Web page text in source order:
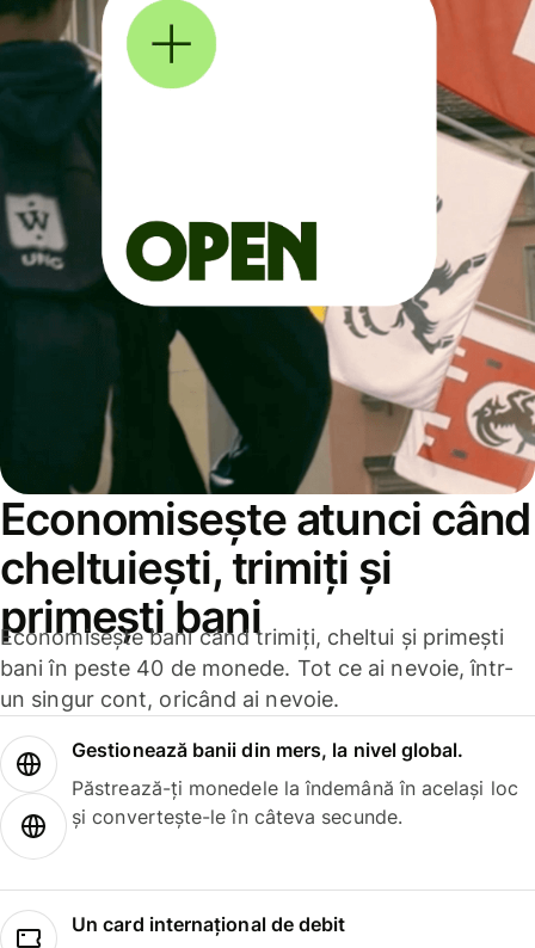
Economisește atunci când
cheltuiești, trimiți și
primești bani
Economisește bani când trimiți, cheltui și primești
bani în peste 40 de monede. Tot ce ai nevoie, într-
un singur cont, oricând ai nevoie.
Gestionează banii din mers, la nivel global.
Păstrează-ți monedele la îndemână în același loc
și convertește-le în câteva secunde.
Un card internațional de debit